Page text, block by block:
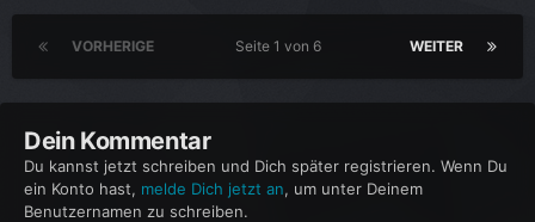
VORHERIGE WEITER
Seite 1 von 6
Dein Kommentar
Du kannst jetzt schreiben und Dich später registrieren. Wenn Du
ein Konto hast, melde Dich jetzt an, um unter Deinem
Benutzernamen zu schreiben.